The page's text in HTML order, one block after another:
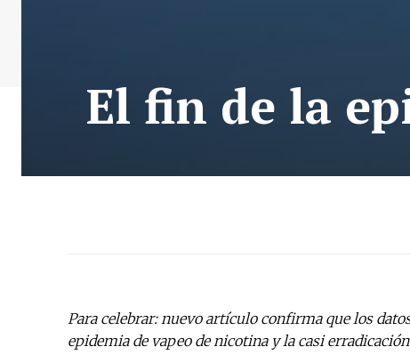
El fin de la
Para celebrar: nuevo artículo confirma que los
epidemia de vapeo de nicotina y la casi